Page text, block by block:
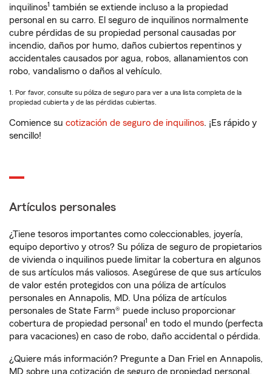
inquilinos1 también se extiende incluso a la propiedad
personal en su carro. El seguro de inquilinos normalmente
cubre pérdidas de su propiedad personal causadas por
incendio, daños por humo, daños cubiertos repentinos y
accidentales causados por agua, robos, allanamientos con
robo, vandalismo o daños al vehículo.
1. Por favor, consulte su póliza de seguro para ver a una lista completa de la
propiedad cubierta y de las pérdidas cubiertas.
Comience su cotización de seguro de inquilinos. ¡Es rápido y
sencillo!
Artículos personales
¿Tiene tesoros importantes como coleccionables, joyería,
equipo deportivo y otros? Su póliza de seguro de propietarios
de vivienda o inquilinos puede limitar la cobertura en algunos
de sus artículos más valiosos. Asegúrese de que sus artículos
de valor estén protegidos con una póliza de artículos
personales en Annapolis, MD. Una póliza de artículos
personales de State Farm® puede incluso proporcionar
cobertura de propiedad personal 1 en todo el mundo (perfecta
para vacaciones) en caso de robo, daño accidental o pérdida.
¿Quiere más información? Pregunte a Dan Friel en Annapolis,
MD sobre una cotización de seguro de propiedad personal.